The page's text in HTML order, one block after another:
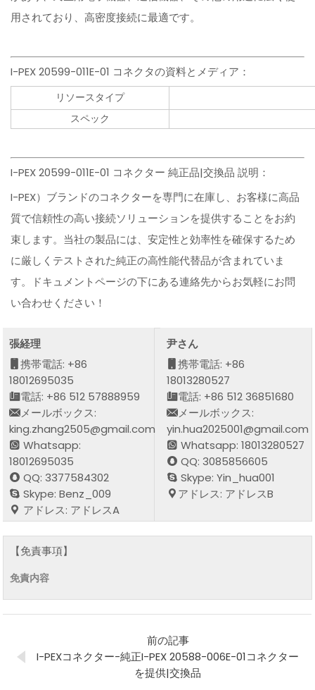
用されており、高密度接続に最適です。
I-PEX 20599-011E-01 コネクタの資料とメディア：
リソースタイプ
スペック
I-PEX 20599-011E-01 コネクター 純正品|交換品 説明：
I-PEX）ブランドのコネクターを専門に在庫し、お客様に高品
質で信頼性の高い接続ソリューションを提供することをお約
束します。当社の製品には、安定性と効率性を確保するため
に厳しくテストされた純正の高性能代替品が含まれていま
す。ドキュメントページの下にある連絡先からお気軽にお問
い合わせください！
張経理
携帯電話: +86
18012695035
電話: +86 512 57888959
メールボックス:
king.zhang2505@gmail.com
Whatsapp:
18012695035
QQ: 3377584302
Skype: Benz_009
アドレス: アドレスA
尹さん
携帯電話: +86
18013280527
電話: +86 512 36851680
メールボックス:
yin.hua2025001@gmail.com
Whatsapp: 18013280527
QQ: 3085856605
Skype: Yin_hua001
アドレス: アドレスB
【免責事項】
免責内容
前の記事
I-PEXコネクター-純正I-PEX 20588-006E-01コネクター
を提供|交換品